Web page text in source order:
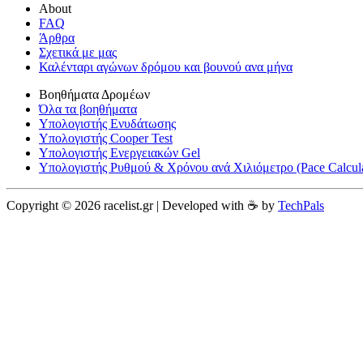
About
FAQ
Άρθρα
Σχετικά με μας
Καλένταρι αγώνων δρόμου και βουνού ανα μήνα
Βοηθήματα Δρομέων
Όλα τα βοηθήματα
Υπολογιστής Ενυδάτωσης
Υπολογιστής Cooper Test
Υπολογιστής Ενεργειακών Gel
Υπολογιστής Ρυθμού & Χρόνου ανά Χιλιόμετρο (Pace
Copyright © 2026 racelist.gr | Developed with ☕️ by TechPals